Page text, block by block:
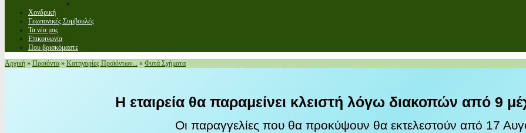
Χονδρική
Γεωπονικές Συμβουλές
Τα νέα μας
Επικοινωνία
Που βρισκόμαστε
Αρχική » Προϊόντα » Κατηγορίες Προϊόντων... » Φυτά Σχήματα
Η εταιρεία θα παραμείνει κλειστή λόγω διακοπών από 9
Οι παραγγελίες που θα προκύψουν θα εκτελεστούν από 17